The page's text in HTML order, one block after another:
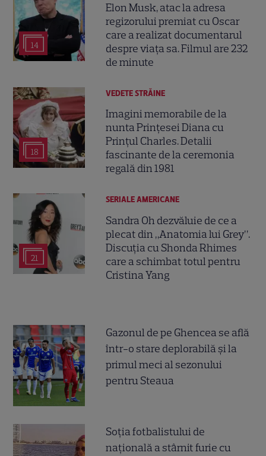
14
Elon Musk, atac la adresa
regizorului premiat cu Oscar
care a realizat documentarul
despre viața sa. Filmul are 232
de minute
18
VEDETE STRĂINE
Imagini memorabile de la
nunta Prințesei Diana cu
Prințul Charles. Detalii
fascinante de la ceremonia
regală din 1981
21
SERIALE AMERICANE
Sandra Oh dezvăluie de ce a
plecat din „Anatomia lui Grey”.
Discuția cu Shonda Rhimes
care a schimbat totul pentru
Cristina Yang
Gazonul de pe Ghencea se află
într-o stare deplorabilă și la
primul meci al sezonului
pentru Steaua
Soția fotbalistului de
națională a stârnit furie cu